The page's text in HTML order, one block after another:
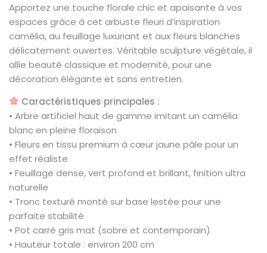
Apportez une touche florale chic et apaisante à vos
espaces grâce à cet arbuste fleuri d’inspiration
camélia, au feuillage luxuriant et aux fleurs blanches
délicatement ouvertes. Véritable sculpture végétale, il
allie beauté classique et modernité, pour une
décoration élégante et sans entretien.
Caractéristiques principales :
• Arbre artificiel haut de gamme imitant un camélia
blanc en pleine floraison
• Fleurs en tissu premium à cœur jaune pâle pour un
effet réaliste
• Feuillage dense, vert profond et brillant, finition ultra
naturelle
• Tronc texturé monté sur base lestée pour une
parfaite stabilité
• Pot carré gris mat (sobre et contemporain)
• Hauteur totale : environ 200 cm